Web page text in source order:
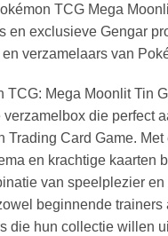
TCG Mega
en exclusieve Gengar
verzamelaars van
TCG: Mega Moonlit Tin
verzamelbox die perfect
Trading Card Game.
en krachtige kaarten
van speelplezier
beginnende trainers
die hun collectie willen